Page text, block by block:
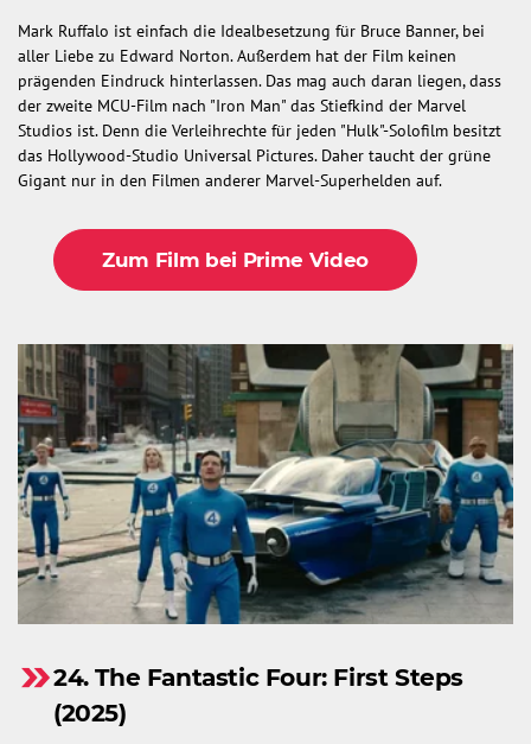
Mark Ruffalo ist einfach die Idealbesetzung für Bruce Banner, bei
aller Liebe zu Edward Norton. Außerdem hat der Film keinen
prägenden Eindruck hinterlassen. Das mag auch daran liegen, dass
der zweite MCU-Film nach "Iron Man" das Stiefkind der Marvel
Studios ist. Denn die Verleihrechte für jeden "Hulk"-Solofilm besitzt
das Hollywood-Studio Universal Pictures. Daher taucht der grüne
Gigant nur in den Filmen anderer Marvel-Superhelden auf.
Zum Film bei Prime Video
24. The Fantastic Four: First Steps
(2025)